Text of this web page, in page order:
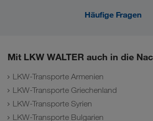
Häufige Fragen
Mit LKW WALTER auch in die
LKW-Transporte Armenien
LKW-Transporte Griechenland
LKW-Transporte Syrien
LKW-Transporte Bulgarien